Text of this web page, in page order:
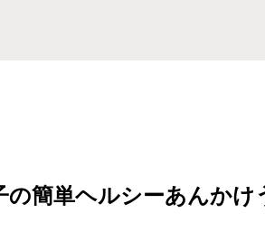
の簡単ヘルシーあんかけ